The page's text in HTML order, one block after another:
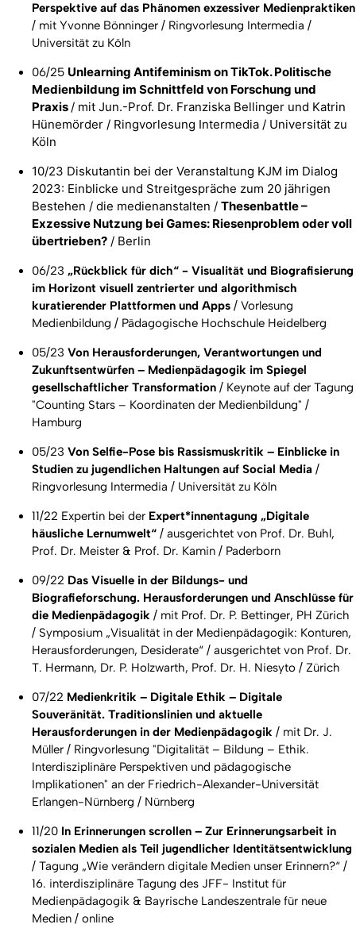
Perspektive auf das Phänomen exzessiver Medienpraktiken
/ mit Yvonne Bönninger / Ringvorlesung Intermedia /
Universität zu Köln
06/25 Unlearning Antifeminism on TikTok. Politische
Medienbildung im Schnittfeld von Forschung und
Praxis/ mit Jun.-Prof. Dr. Franziska Bellinger und Katrin
Hünemörder / Ringvorlesung Intermedia / Universität zu
Köln
10/23 Diskutantin bei der Veranstaltung KJM im Dialog
2023: Einblicke und Streitgespräche zum 20 jährigen
Bestehen / die medienanstalten / Thesenbattle –
Exzessive Nutzung bei Games: Riesenproblem oder voll
übertrieben? / Berlin
06/23 „Rückblick für dich“ - Visualität und Biografisierung
im Horizont visuell zentrierter und algorithmisch
kuratierender Plattformen und Apps / Vorlesung
Medienbildung / Pädagogische Hochschule Heidelberg
05/23 Von Herausforderungen, Verantwortungen und
Zukunftsentwürfen – Medienpädagogik im Spiegel
gesellschaftlicher Transformation / Keynote auf der Tagung
"Counting Stars – Koordinaten der Medienbildung" /
Hamburg
05/23 Von Selfie-Pose bis Rassismuskritik – Einblicke in
Studien zu jugendlichen Haltungen auf Social Media /
Ringvorlesung Intermedia / Universität zu Köln
11/22 Expertin bei der Expert*innentagung „Digitale
häusliche Lernumwelt“ / ausgerichtet von Prof. Dr. Buhl,
Prof. Dr. Meister & Prof. Dr. Kamin / Paderborn
09/22 Das Visuelle in der Bildungs- und
Biografieforschung. Herausforderungen und Anschlüsse für
die Medienpädagogik / mit Prof. Dr. P. Bettinger, PH Zürich
/ Symposium „Visualität in der Medienpädagogik: Konturen,
Herausforderungen, Desiderate“ / ausgerichtet von Prof. Dr.
T. Hermann, Dr. P. Holzwarth, Prof. Dr. H. Niesyto / Zürich
07/22 Medienkritik – Digitale Ethik – Digitale
Souveränität. Traditionslinien und aktuelle
Herausforderungen in der Medienpädagogik / mit Dr. J.
Müller / Ringvorlesung "Digitalität – Bildung – Ethik.
Interdisziplinäre Perspektiven und pädagogische
Implikationen" an der Friedrich-Alexander-Universität
Erlangen-Nürnberg / Nürnberg
11/20 In Erinnerungen scrollen – Zur Erinnerungsarbeit in
sozialen Medien als Teil jugendlicher Identitätsentwicklung
/ Tagung „Wie verändern digitale Medien unser Erinnern?“ /
16. interdisziplinäre Tagung des JFF- Institut für
Medienpädagogik & Bayrische Landeszentrale für neue
Medien / online